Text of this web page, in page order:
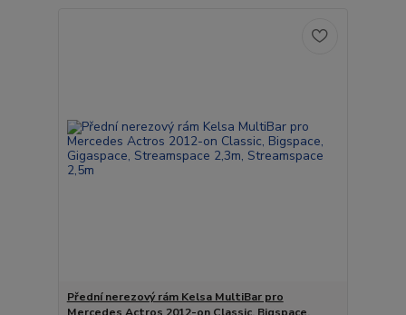
Přední nerezový rám Kelsa MultiBar pro
Mercedes Actros 2012-on Classic, Bigspace,